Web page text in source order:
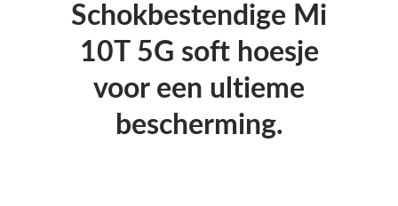
Schokbestendige Mi
10T 5G soft hoesje
voor een ultieme
bescherming.